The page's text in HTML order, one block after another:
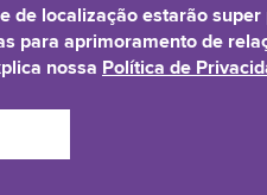
de localização estarão super
para aprimoramento de
nossa Política de